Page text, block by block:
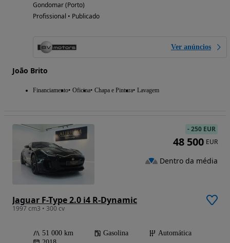
Gondomar (Porto)
Profissional • Publicado
Ver anúncios
João Brito
Financiamento Oficina Chapa e Pintura Lavagem
Jaguar F-Type 2.0 i4 R-Dynamic
1997 cm3 • 300 cv
51 000 km Gasolina
Automática
-250 EUR
48 500 EUR
Dentro da média